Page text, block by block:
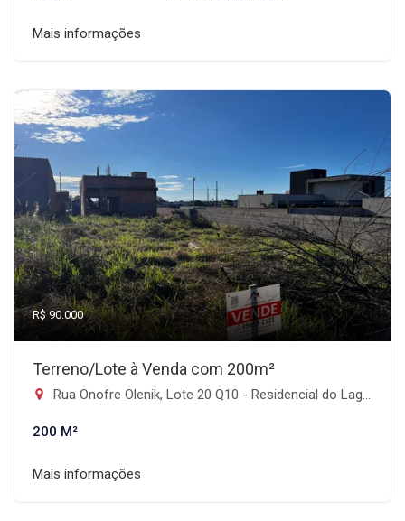
Mais informações
R$ 90.000
Terreno/Lote à Venda com 200m²
Rua Onofre Olenik, Lote 20 Q10 - Residencial do Lago, Faxinal-PR
200 M²
Mais informações